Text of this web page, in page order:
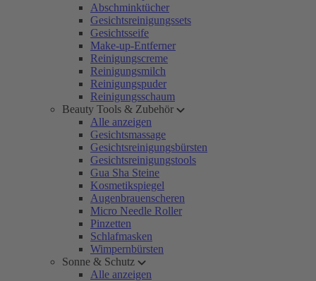
Abschminktücher
Gesichtsreinigungssets
Gesichtsseife
Make-up-Entferner
Reinigungscreme
Reinigungsmilch
Reinigungspuder
Reinigungsschaum
Beauty Tools & Zubehör
Alle anzeigen
Gesichtsmassage
Gesichtsreinigungsbürsten
Gesichtsreinigungstools
Gua Sha Steine
Kosmetikspiegel
Augenbrauenscheren
Micro Needle Roller
Pinzetten
Schlafmasken
Wimpernbürsten
Sonne & Schutz
Alle anzeigen